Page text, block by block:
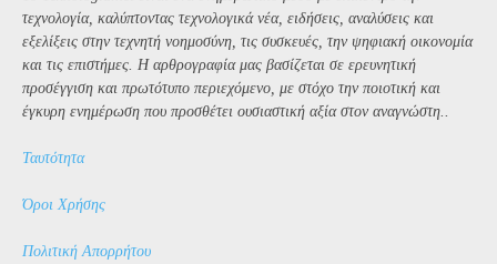
τεχνολογία, καλύπτοντας τεχνολογικά νέα, ειδήσεις, αναλύσεις και
εξελίξεις στην τεχνητή νοημοσύνη, τις συσκευές, την ψηφιακή οικονομία
και τις επιστήμες. Η αρθρογραφία μας βασίζεται σε ερευνητική
προσέγγιση και πρωτότυπο περιεχόμενο, με στόχο την ποιοτική και
έγκυρη ενημέρωση που προσθέτει ουσιαστική αξία στον αναγνώστη..
Ταυτότητα
Όροι Χρήσης
Πολιτική Απορρήτου